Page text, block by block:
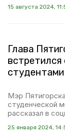
15 августа 2024,
Глава
встретился
студентами
Мэр
студенческой
рассказал в
25 января 2024,